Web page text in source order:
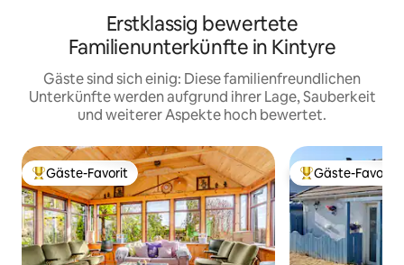
Erstklassig bewertete
Familienunterkünfte in Kintyre
Gäste sind sich einig: Diese familienfreundlichen
Unterkünfte werden aufgrund ihrer Lage, Sauberkeit
und weiterer Aspekte hoch bewertet.
Beliebter Gäste-Favorit.
Gäste-Favorit Beliebter Gäste-
Gäste-Favorit